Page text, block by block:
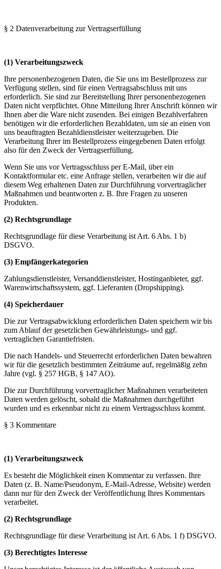
§ 2 Datenverarbeitung zur Vertragserfüllung
(1) Verarbeitungszweck
Ihre personenbezogenen Daten, die Sie uns im Bestellprozess zur
Verfügung stellen, sind für einen Vertragsabschluss mit uns
erforderlich. Sie sind zur Bereitstellung Ihrer personenbezogenen
Daten nicht verpflichtet. Ohne Mitteilung Ihrer Anschrift können wir
Ihnen aber die Ware nicht zusenden. Bei einigen Bezahlverfahren
benötigen wir die erforderlichen Bezahldaten, um sie an einen von
uns beauftragten Bezahldienstleister weiterzugeben. Die
Verarbeitung Ihrer im Bestellprozess eingegebenen Daten erfolgt
also für den Zweck der Vertragserfüllung.
Wenn Sie uns vor Vertragsschluss per E-Mail, über ein
Kontaktformular etc. eine Anfrage stellen, verarbeiten wir die auf
diesem Weg erhaltenen Daten zur Durchführung vorvertraglicher
Maßnahmen und beantworten z. B. Ihre Fragen zu unseren
Produkten.
(2) Rechtsgrundlage
Rechtsgrundlage für diese Verarbeitung ist Art. 6 Abs. 1 b)
DSGVO.
(3) Empfängerkategorien
Zahlungsdienstleister, Versanddienstleister, Hostinganbieter, ggf.
Warenwirtschaftssystem, ggf. Lieferanten (Dropshipping).
(4) Speicherdauer
Die zur Vertragsabwicklung erforderlichen Daten speichern wir bis
zum Ablauf der gesetzlichen Gewährleistungs- und ggf.
vertraglichen Garantiefristen.
Die nach Handels- und Steuerrecht erforderlichen Daten bewahren
wir für die gesetzlich bestimmten Zeiträume auf, regelmäßig zehn
Jahre (vgl. § 257 HGB, § 147 AO).
Die zur Durchführung vorvertraglicher Maßnahmen verarbeiteten
Daten werden gelöscht, sobald die Maßnahmen durchgeführt
wurden und es erkennbar nicht zu einem Vertragsschluss kommt.
§ 3 Kommentare
(1) Verarbeitungszweck
Es besteht die Möglichkeit einen Kommentar zu verfassen. Ihre
Daten (z. B. Name/Pseudonym, E-Mail-Adresse, Website) werden
dann nur für den Zweck der Veröffentlichung Ihres Kommentars
verarbeitet.
(2) Rechtsgrundlage
Rechtsgrundlage für diese Verarbeitung ist Art. 6 Abs. 1 f) DSGVO.
(3) Berechtigtes Interesse